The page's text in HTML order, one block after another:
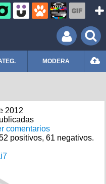
MODERA
2012
comentarios
positivos, 61 negativos.